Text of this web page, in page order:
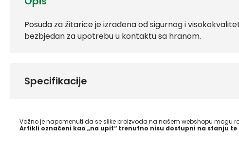
Posuda za žitarice je izrađena od sigurnog i
bezbjedan za upotrebu u kontaktu sa hranom.
Specifikacije
Važno je napomenuti da se slike proizvoda na našem webshopu mogu
Artikli označeni kao „na upit“ trenutno nisu dostupni na stanju